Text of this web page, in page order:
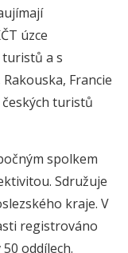
úzce
a s
Francie
českých turistů
spolkem
Sdružuje
kraje. V
registrováno
oddílech.